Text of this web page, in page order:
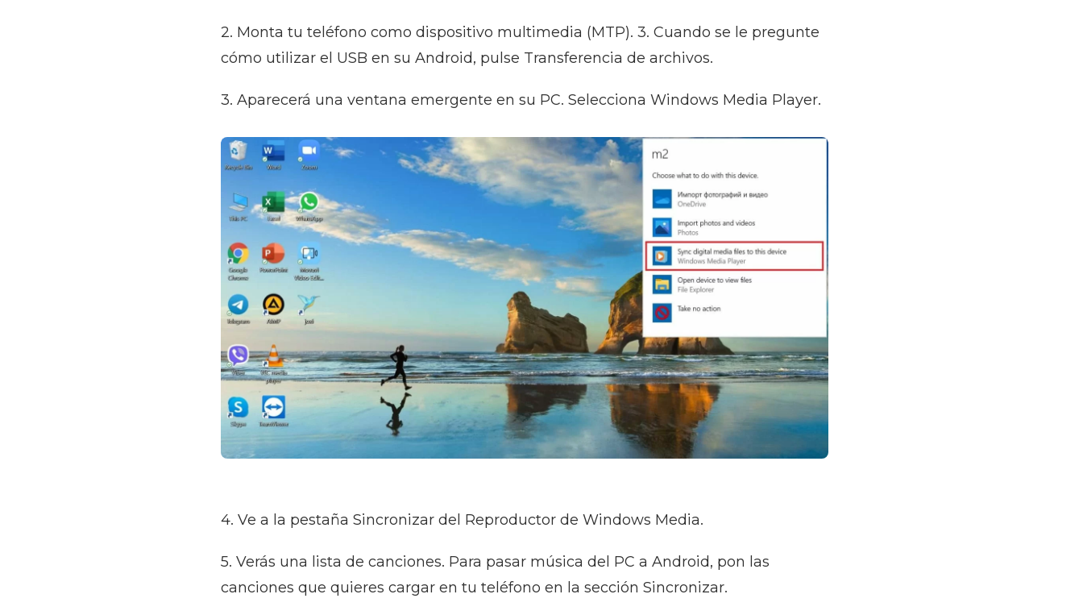
2. Monta tu teléfono como dispositivo multimedia (MTP). 3. Cuando se le pregunte
cómo utilizar el USB en su Android, pulse Transferencia de archivos.
3. Aparecerá una ventana emergente en su PC. Selecciona Windows Media Player.
4. Ve a la pestaña Sincronizar del Reproductor de Windows Media.
5. Verás una lista de canciones. Para pasar música del PC a Android, pon las
canciones que quieres cargar en tu teléfono en la sección Sincronizar.